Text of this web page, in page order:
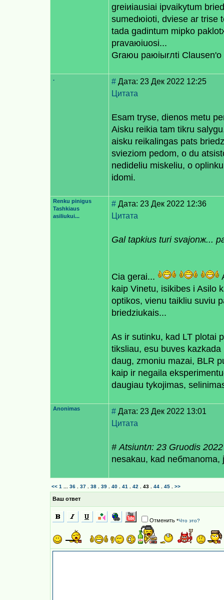
greiиiausiai iрvaikytum
sumedюioti, dviese ar trise
tada gadintum miрko
pravaюiuosi...
Graюu paюiыrлti Clausen'o
. # Дата: 23 Дек 2022 12:25
Цитата
Esam tryse, dienos metu
Aisku reikia tam tikru
aisku reikalingas pats
svieziom pedom, o du
nedideliu miskeliu, o
idomi.
Renku pinigus
Tashkiaus
asiliukui...
# Дата: 23 Дек 2022 12:36
Цитата
Gal taрkius turi svajonж...
Cia gerai...
kaip Vinetu, isikibes i Asilo
optikos, vienu taikliu suviu
briedziukais...
As ir sutinku, kad LT plotai
tiksliau, esu buves
daug, zmoniu mazai, BLR
kaip ir negaila
daugiau tykojimas,
Anonimas # Дата: 23 Дек 2022 13:01
Цитата
# Atsiuntл: 23 Gruodis
nesakau, kad
<< 1 36 37 38 39 40 41 42 43 44 45 >>
Ваш ответ
Отменить *Что это?